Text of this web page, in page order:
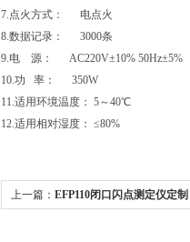
7.点火方式： 电点火
8.数据记录： 3000条
9.电 源： AC220V±10% 50Hz±5%
10.功 率： 350W
11.适用环境温度： 5～40℃
12.适用相对湿度： ≤80%
上一篇： EFP110闭口闪点测定仪定制